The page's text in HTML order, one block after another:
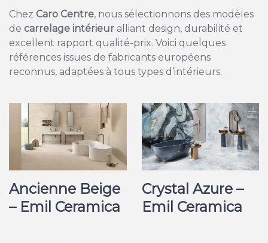
Chez Caro Centre, nous sélectionnons des modèles
de carrelage intérieur alliant design, durabilité et
excellent rapport qualité-prix. Voici quelques
références issues de fabricants européens
reconnus, adaptées à tous types d’intérieurs.
Ancienne Beige
– Emil Ceramica
Crystal Azure –
Emil Ceramica